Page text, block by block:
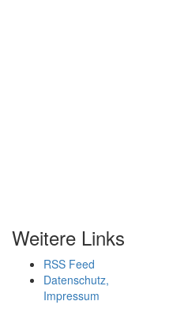
Weitere Links
RSS Feed
Datenschutz,
Impressum